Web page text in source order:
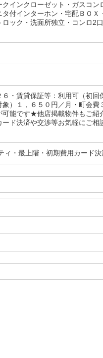
インクローゼット・ガスコン
付インターホン・宅配ＢＯＸ
ック・洗面所独立・コンロ2
・賃貸保証等：利用可（初回
）１，６５０円／月・町会費
能です★他店掲載物件もご紹
ド決済や交渉等お気軽にご相
ィ・最上階・初期費用カード決